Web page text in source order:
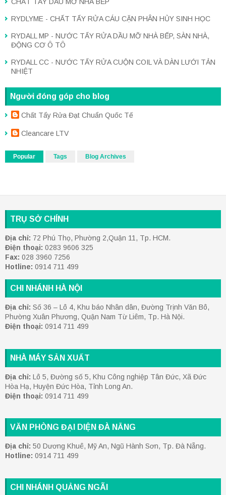
RYDLYME - CHẤT TẨY RỬA CÁU CẶN PHÂN HỦY SINH HỌC
RYDALL MP - NƯỚC TẨY RỬA DẦU MỠ NHÀ BẾP, SÀN NHÀ,
ĐỘNG CƠ Ô TÔ
RYDALL CC - NƯỚC TẨY RỬA CUỘN COIL VÀ DÀN LƯỚI TẢN
NHIỆT
Người đóng góp cho blog
Chất Tẩy Rửa Đạt Chuẩn Quốc Tế
Cleancare LTV
Popular Tags Blog Archives
TRỤ SỞ CHÍNH
Địa chỉ: 72 Phú Thọ, Phường 2,Quận 11, Tp. HCM.
Điện thoại: 0283 9606 325
Fax: 028 3960 7256
Hotline: 0914 711 499
CHI NHÁNH HÀ NỘI
Địa chỉ: Số 36 – Lô 4, Khu báo Nhân dân, Đường Trịnh Văn Bô,
Phường Xuân Phương, Quận Nam Từ Liêm, Tp. Hà Nội.
Điện thoại: 0914 711 499
NHÀ MÁY SẢN XUẤT
Địa chỉ: Lô 5, Đường số 5, Khu Công nghiệp Tân Đức, Xã Đức
Hòa Hạ, Huyện Đức Hòa, Tỉnh Long An.
Điện thoại: 0914 711 499
VĂN PHÒNG ĐẠI DIỆN ĐÀ NẴNG
Địa chỉ: 50 Dương Khuê, Mỹ An, Ngũ Hành Sơn, Tp. Đà Nẵng.
Hotline: 0914 711 499
CHI NHÁNH QUẢNG NGÃI